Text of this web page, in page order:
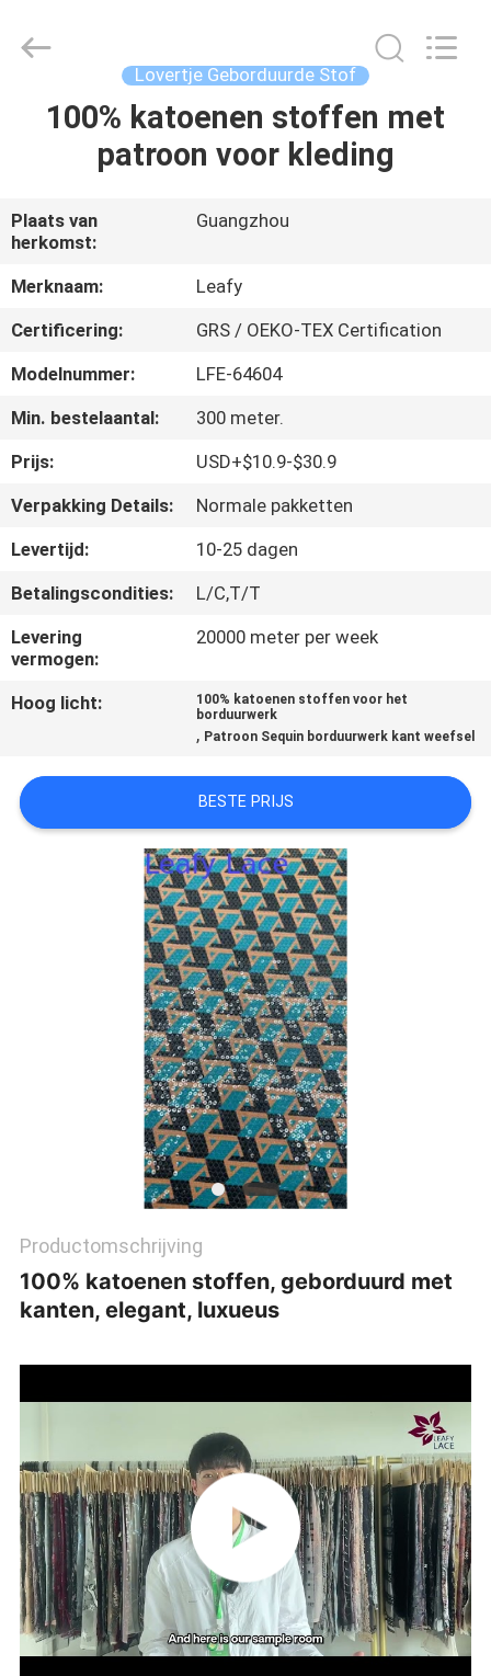
THUIS
OVER
ONS
FABRIEKSREIS
KWALITEITSCONTROLE
CONTACTEER
ONS
NIEUWS
VRAAG
EEN
AAN
PRIVACYBELEID
Ltd..
Lovertje Geborduurde Stof
100% katoenen stoffen met
patroon voor kleding
Plaats van
herkomst:
Guangzhou
Merknaam:
Leafy
Certificering:
GRS / OEKO-TEX Certification
Modelnummer:
LFE-64604
Min. bestelaantal:
300 meter.
Prijs:
USD+$10.9-$30.9
Verpakking Details:
Normale pakketten
Levertijd:
10-25 dagen
Betalingscondities:
L/C,T/T
Levering
vermogen:
20000 meter per week
Hoog licht:
100% katoenen stoffen voor het
borduurwerk
, Patroon Sequin borduurwerk kant weefsel
BESTE PRIJS
Productomschrijving
100% katoenen stoffen, geborduurd met
kanten, elegant, luxueus